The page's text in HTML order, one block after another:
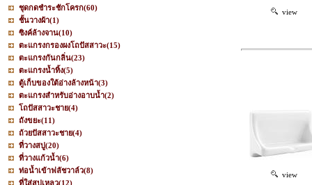
ชุดกดชำระชักโครก(60)
ชั้นวางผ้า(1)
ซิงค์ล้างจาน(10)
ตะแกรงกรองผงโถปัสสาวะ(15)
ตะแกรงกันกลิ่น(23)
ตะแกรงน้ำทิ้ง(5)
ตู้เก็บของใต้อ่างล้างหน้า(3)
ตะแกรงสำหรับอ่างอาบน้ำ(2)
โถปัสสาวะชาย(4)
ถังขยะ(11)
ถ้วยปัสสาวะชาย(4)
ที่วางสบู่(20)
ที่วางแก้วน้ำ(6)
ท่อน้ำเข้าฟลัชวาล์ว(8)
ที่ใส่สบู่เหลว(12)
view
view